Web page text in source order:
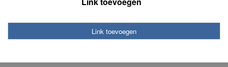
Link toevoegen